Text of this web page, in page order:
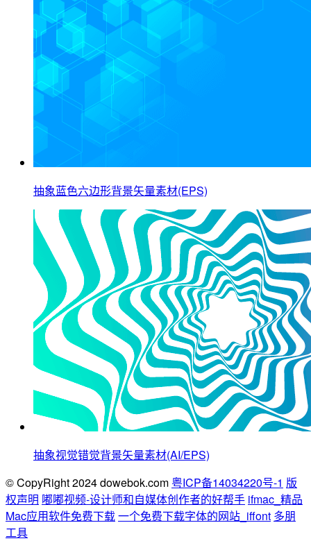
抽象蓝色六边形背景矢量素材(EPS)
抽象视觉错觉背景矢量素材(AI/EPS)
© CopyRight 2024 dowebok.com 粤ICP备14034220号-1 版
权声明 嘟嘟视频-设计师和自媒体创作者的好帮手 ifmac_精品
Mac应用软件免费下载一个免费下载字体的网站_iffont 多朋
工具